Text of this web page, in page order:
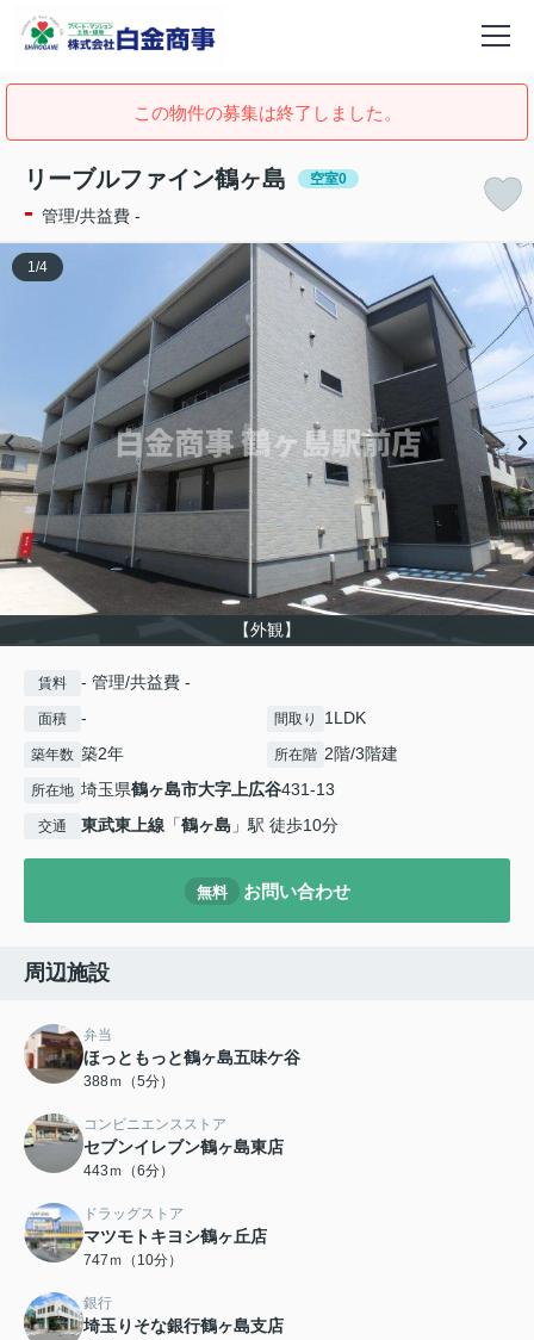
この物件の募集は終了しました。
リーブルファイン鶴ヶ島 空室0
- 管理/共益費 -
【外観】
1 /4
賃料 - 管理/共益費 -
面積 - 間取り 1LDK
築年数 築2年 所在階 2階/3階建
所在地 埼玉県鶴ヶ島市大字上広谷431-13
交通 東武東上線 「鶴ヶ島 」駅 徒歩10分
無料 お問い合わせ
周辺施設
弁当
ほっともっと鶴ヶ島五味ケ谷
388ｍ（5分）
コンビニエンスストア
セブンイレブン鶴ヶ島東店
443ｍ（6分）
ドラッグストア
マツモトキヨシ鶴ヶ丘店
747ｍ（10分）
銀行
埼玉りそな銀行鶴ヶ島支店